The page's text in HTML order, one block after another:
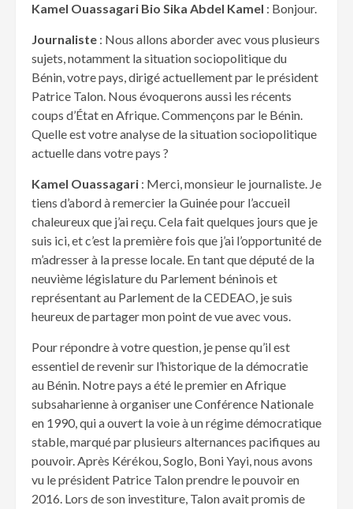
Kamel Ouassagari Bio Sika Abdel Kamel : Bonjour.
Journaliste : Nous allons aborder avec vous plusieurs
sujets, notamment la situation sociopolitique du
Bénin, votre pays, dirigé actuellement par le président
Patrice Talon. Nous évoquerons aussi les récents
coups d’État en Afrique. Commençons par le Bénin.
Quelle est votre analyse de la situation sociopolitique
actuelle dans votre pays ?
Kamel Ouassagari : Merci, monsieur le journaliste. Je
tiens d’abord à remercier la Guinée pour l’accueil
chaleureux que j’ai reçu. Cela fait quelques jours que je
suis ici, et c’est la première fois que j’ai l’opportunité de
m’adresser à la presse locale. En tant que député de la
neuvième législature du Parlement béninois et
représentant au Parlement de la CEDEAO, je suis
heureux de partager mon point de vue avec vous.
Pour répondre à votre question, je pense qu’il est
essentiel de revenir sur l’historique de la démocratie
au Bénin. Notre pays a été le premier en Afrique
subsaharienne à organiser une Conférence Nationale
en 1990, qui a ouvert la voie à un régime démocratique
stable, marqué par plusieurs alternances pacifiques au
pouvoir. Après Kérékou, Soglo, Boni Yayi, nous avons
vu le président Patrice Talon prendre le pouvoir en
2016. Lors de son investiture, Talon avait promis de